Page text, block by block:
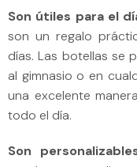
Son útiles para el
son un regalo
días. Las botellas se
al gimnasio o en
una excelente
todo el día.
Son